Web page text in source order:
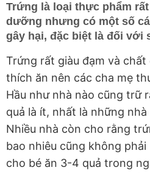
Trứng là loại thực phẩm
dưỡng nhưng có một số
gây hại, đặc biệt là đối với
Trứng rất giàu đạm và
thích ăn nên các cha mẹ
Hầu như nhà nào cũng trữ
quả là ít, nhất là những
Nhiều nhà còn cho rằng
bao nhiêu cũng không
cho bé ăn 3-4 quả trong